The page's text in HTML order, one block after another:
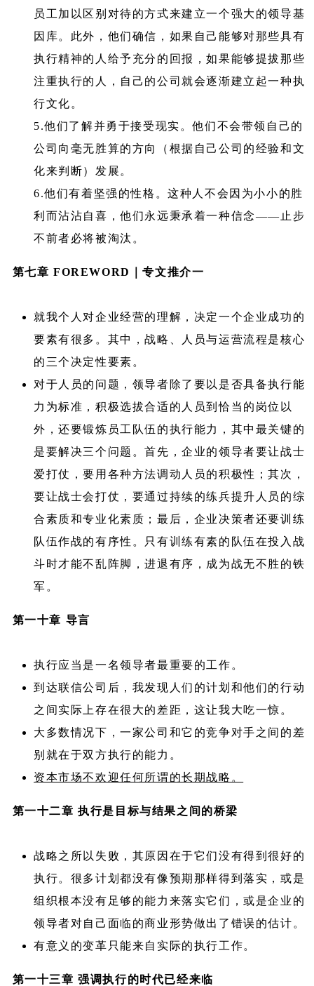
员工加以区别对待的方式来建立一个强大的领导基
因库。此外，他们确信，如果自己能够对那些具有
执行精神的人给予充分的回报，如果能够提拔那些
注重执行的人，自己的公司就会逐渐建立起一种执
行文化。
5.他们了解并勇于接受现实。他们不会带领自己的
公司向毫无胜算的方向（根据自己公司的经验和文
化来判断）发展。
6.他们有着坚强的性格。这种人不会因为小小的胜
利而沾沾自喜，他们永远秉承着一种信念——止步
不前者必将被淘汰。
第七章 FOREWORD｜专文推介一
就我个人对企业经营的理解，决定一个企业成功的
要素有很多。其中，战略、人员与运营流程是核心
的三个决定性要素。
对于人员的问题，领导者除了要以是否具备执行能
力为标准，积极选拔合适的人员到恰当的岗位以
外，还要锻炼员工队伍的执行能力，其中最关键的
是要解决三个问题。首先，企业的领导者要让战士
爱打仗，要用各种方法调动人员的积极性；其次，
要让战士会打仗，要通过持续的练兵提升人员的综
合素质和专业化素质；最后，企业决策者还要训练
队伍作战的有序性。只有训练有素的队伍在投入战
斗时才能不乱阵脚，进退有序，成为战无不胜的铁
军。
第一十章 导言
执行应当是一名领导者最重要的工作。
到达联信公司后，我发现人们的计划和他们的行动
之间实际上存在很大的差距，这让我大吃一惊。
大多数情况下，一家公司和它的竞争对手之间的差
别就在于双方执行的能力。
资本市场不欢迎任何所谓的长期战略。
第一十二章 执行是目标与结果之间的桥梁
战略之所以失败，其原因在于它们没有得到很好的
执行。很多计划都没有像预期那样得到落实，或是
组织根本没有足够的能力来落实它们，或是企业的
领导者对自己面临的商业形势做出了错误的估计。
有意义的变革只能来自实际的执行工作。
第一十三章 强调执行的时代已经来临